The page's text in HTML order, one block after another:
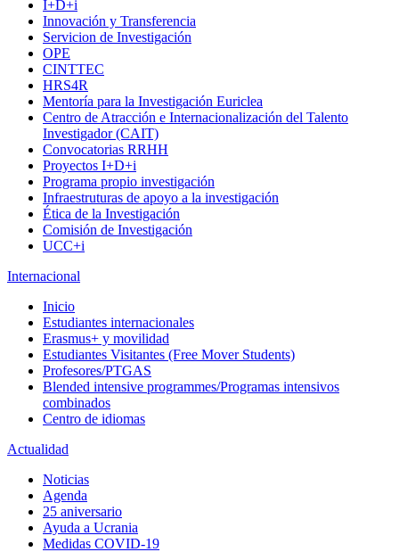
I+D+i
Innovación y Transferencia
Servicion de Investigación
OPE
CINTTEC
HRS4R
Mentoría para la Investigación Euriclea
Centro de Atracción e Internacionalización del Talento
Investigador (CAIT)
Convocatorias RRHH
Proyectos I+D+i
Programa propio investigación
Infraestruturas de apoyo a la investigación
Ética de la Investigación
Comisión de Investigación
UCC+i
Internacional
Inicio
Estudiantes internacionales
Erasmus+ y movilidad
Estudiantes Visitantes (Free Mover Students)
Profesores/PTGAS
Blended intensive programmes/Programas intensivos
combinados
Centro de idiomas
Actualidad
Noticias
Agenda
25 aniversario
Ayuda a Ucrania
Medidas COVID-19